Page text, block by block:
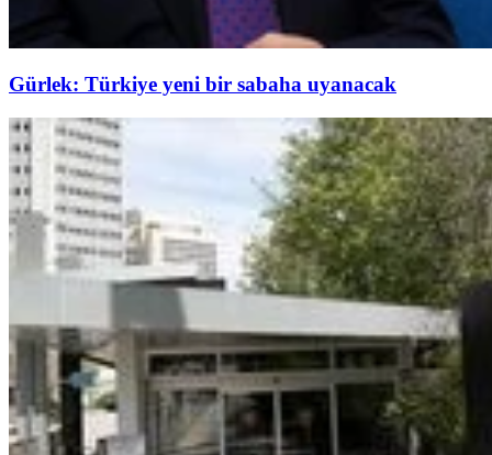
Gürlek: Türkiye yeni bir sabaha uyanacak